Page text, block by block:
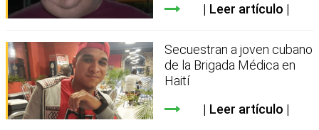
Leer artículo
Secuestran a joven cubano
de la Brigada Médica en
Haití
Leer artículo